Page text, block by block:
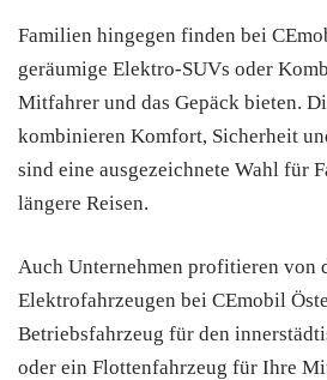
Familien hingegen finden bei
geräumige Elektro-SUVs oder
Mitfahrer und das Gepäck bieten.
kombinieren Komfort, Sicherheit
sind eine ausgezeichnete Wahl für
längere Reisen.
Auch Unternehmen profitieren von
Elektrofahrzeugen bei CEmobil
Betriebsfahrzeug für den
oder ein Flottenfahrzeug für Ihre